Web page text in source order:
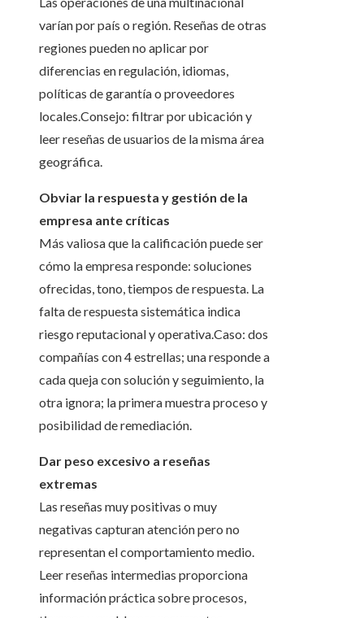
varían por país o región. Reseñas de otras
regiones pueden no aplicar por
diferencias en regulación, idiomas,
políticas de garantía o proveedores
locales.Consejo: filtrar por ubicación y
leer reseñas de usuarios de la misma área
geográfica.
Obviar la respuesta y gestión de la
empresa ante críticas
Más valiosa que la calificación puede ser
cómo la empresa responde: soluciones
ofrecidas, tono, tiempos de respuesta. La
falta de respuesta sistemática indica
riesgo reputacional y operativa.Caso: dos
compañías con 4 estrellas; una responde a
cada queja con solución y seguimiento, la
otra ignora; la primera muestra proceso y
posibilidad de remediación.
Dar peso excesivo a reseñas
extremas
Las reseñas muy positivas o muy
negativas capturan atención pero no
representan el comportamiento medio.
Leer reseñas intermedias proporciona
información práctica sobre procesos,